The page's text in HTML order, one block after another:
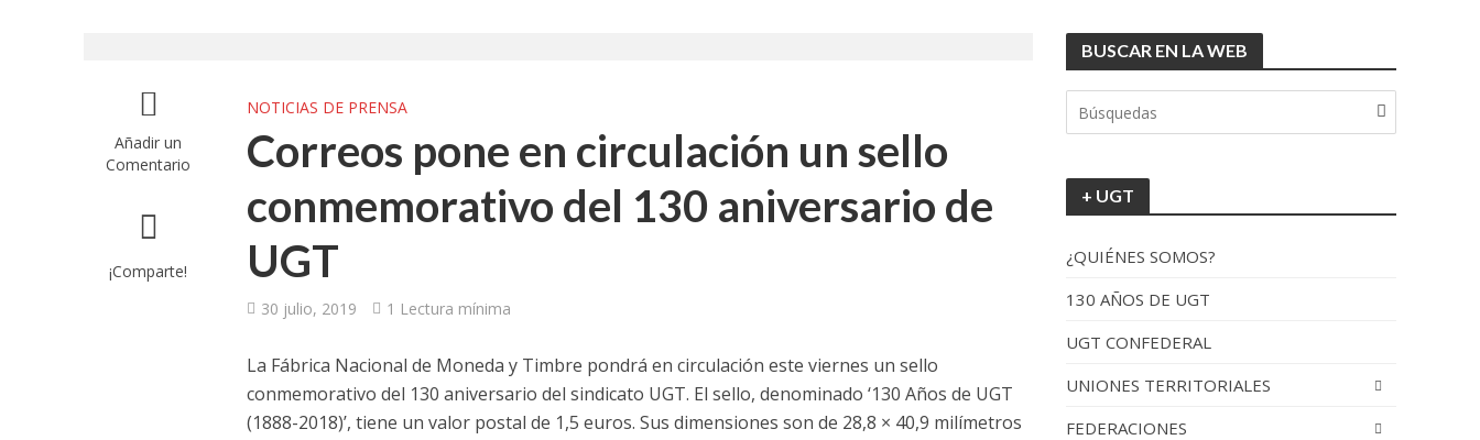
Clausurada la exposición ‘130 aniversario’ en Las Palmas de Gran Canaria
Rivas acoge la exposición ‘130 Años de Luchas y Conquistas’
El Ayuntamiento de Sevilla acogerá la exposición 130 aniversario con la que UGT comenzó su recorrido por España
Añadir un
Comentario
¡Comparte!
NOTICIAS DE PRENSA
Correos pone en circulación un sello
conmemorativo del 130 aniversario de
UGT
30 julio, 2019 1 Lectura mínima
La Fábrica Nacional de Moneda y Timbre pondrá en circulación este viernes un sello
conmemorativo del 130 aniversario del sindicato UGT. El sello, denominado ‘130 Años de UGT
(1888-2018)’, tiene un valor postal de 1,5 euros. Sus dimensiones son de 28,8 × 40,9 milímetros
BUSCAR EN LA WEB
+ UGT
¿QUIÉNES SOMOS?
130 AÑOS DE UGT
UGT CONFEDERAL
UNIONES TERRITORIALES
FEDERACIONES